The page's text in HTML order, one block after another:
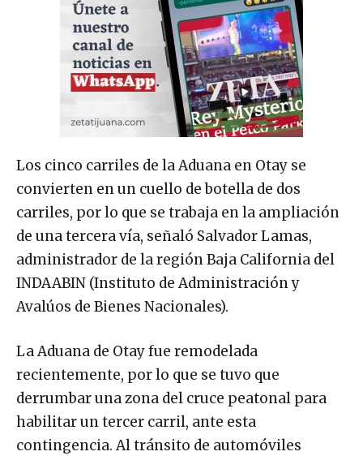
Los cinco carriles de la Aduana en Otay se
convierten en un cuello de botella de dos
carriles, por lo que se trabaja en la ampliación
de una tercera vía, señaló Salvador Lamas,
administrador de la región Baja California del
INDAABIN (Instituto de Administración y
Avalúos de Bienes Nacionales).
La Aduana de Otay fue remodelada
recientemente, por lo que se tuvo que
derrumbar una zona del cruce peatonal para
habilitar un tercer carril, ante esta
contingencia. Al tránsito de automóviles